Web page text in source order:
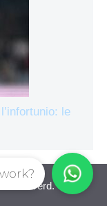
le
reserverd.